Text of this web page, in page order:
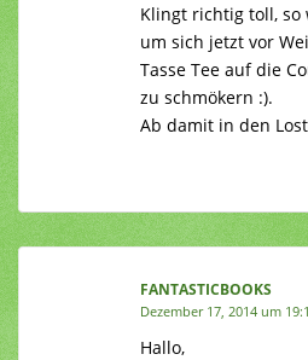
Klingt richtig toll, so
um sich jetzt vor
Tasse Tee auf die
zu schmökern :).
Ab damit in den
FANTASTICBOOKS
Dezember 17, 2014 um
Hallo,